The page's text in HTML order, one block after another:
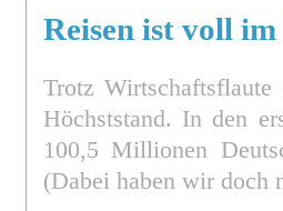
Reisen ist voll
Trotz
Höchststand. In den
100,5 Millionen
(Dabei haben wir doch